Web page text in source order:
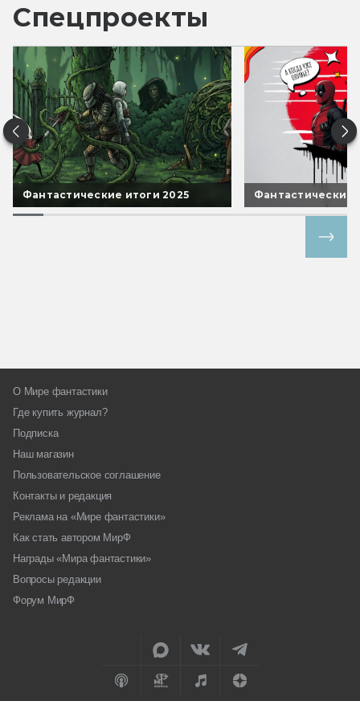
Спецпроекты
Фантастические итоги 2025 Фантастические
О Мире фантастики
Где купить журнал?
Подписка
Наш магазин
Пользовательское соглашение
Контакты и редакция
Реклама на «Мире фантастики»
Как стать автором МирФ
Награды «Мира фантастики»
Вопросы редакции
Форум МирФ